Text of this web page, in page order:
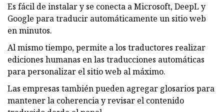
Es fácil de instalar y se conecta a Microsoft, DeepL y
Google para traducir automáticamente un sitio web
en minutos.
Al mismo tiempo, permite a los traductores realizar
ediciones humanas en las traducciones automáticas
para personalizar el sitio web al máximo.
Las empresas también pueden agregar glosarios para
mantener la coherencia y revisar el contenido